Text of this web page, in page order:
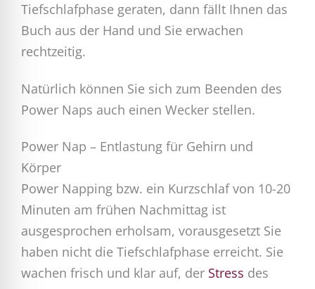
Tiefschlafphase geraten, dann fällt Ihnen das
Buch aus der Hand und Sie erwachen
rechtzeitig.
Natürlich können Sie sich zum Beenden des
Power Naps auch einen Wecker stellen.
Power Nap – Entlastung für Gehirn und
Körper
Power Napping bzw. ein Kurzschlaf von 10-20
Minuten am frühen Nachmittag ist
ausgesprochen erholsam, vorausgesetzt Sie
haben nicht die Tiefschlafphase erreicht. Sie
wachen frisch und klar auf, der Stress des